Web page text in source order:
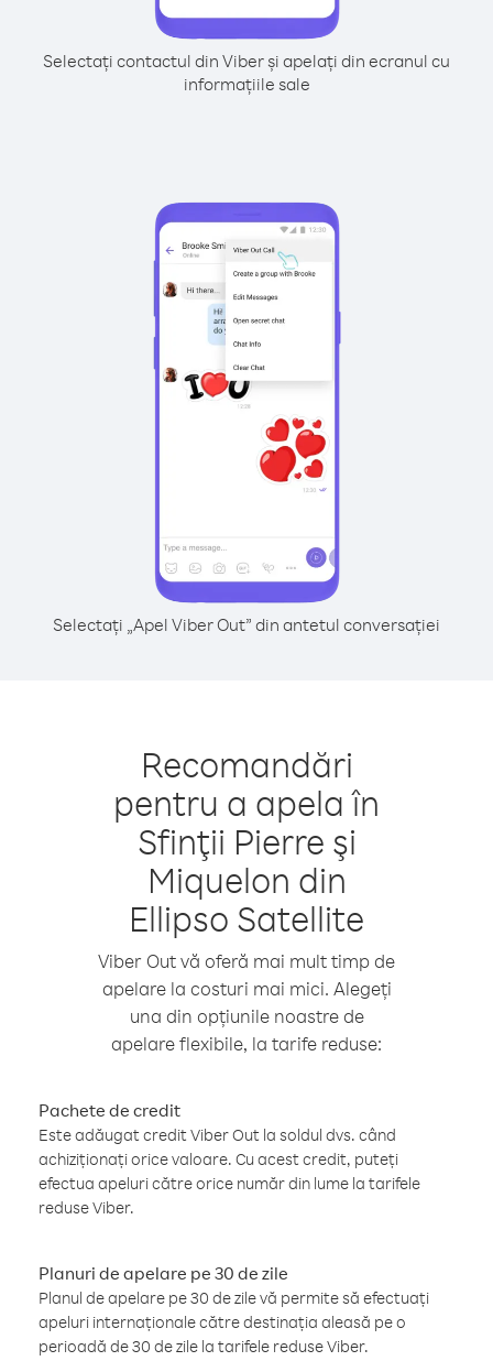
Selectați contactul din Viber și apelați din ecranul cu
informațiile sale
Selectați „Apel Viber Out” din antetul conversației
Recomandări
pentru a apela în
Sfinţii Pierre şi
Miquelon din
Ellipso Satellite
Viber Out vă oferă mai mult timp de
apelare la costuri mai mici. Alegeți
una din opțiunile noastre de
apelare flexibile, la tarife reduse:
Pachete de credit
Este adăugat credit Viber Out la soldul dvs. când
achiziționați orice valoare. Cu acest credit, puteți
efectua apeluri către orice număr din lume la tarifele
reduse Viber.
Planuri de apelare pe 30 de zile
Planul de apelare pe 30 de zile vă permite să efectuați
apeluri internaționale către destinația aleasă pe o
perioadă de 30 de zile la tarifele reduse Viber.